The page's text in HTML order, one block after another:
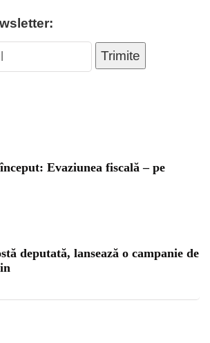
Trimite
Evaziunea fiscală – pe
deputată, lansează o campanie de